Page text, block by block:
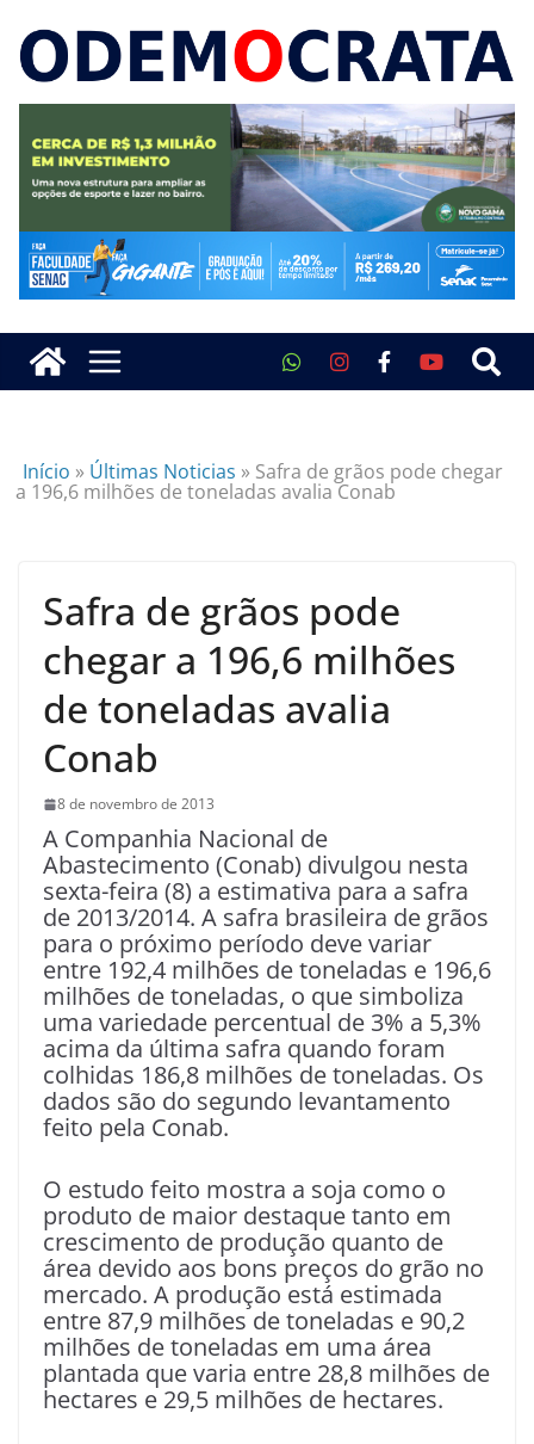
Início » Últimas Noticias » Safra de grãos pode chegar
a 196,6 milhões de toneladas avalia Conab
Safra de grãos pode
chegar a 196,6 milhões
de toneladas avalia
Conab
8 de novembro de 2013
A Companhia Nacional de
Abastecimento (Conab) divulgou nesta
sexta-feira (8) a estimativa para a safra
de 2013/2014. A safra brasileira de grãos
para o próximo período deve variar
entre 192,4 milhões de toneladas e 196,6
milhões de toneladas, o que simboliza
uma variedade percentual de 3% a 5,3%
acima da última safra quando foram
colhidas 186,8 milhões de toneladas. Os
dados são do segundo levantamento
feito pela Conab.
O estudo feito mostra a soja como o
produto de maior destaque tanto em
crescimento de produção quanto de
área devido aos bons preços do grão no
mercado. A produção está estimada
entre 87,9 milhões de toneladas e 90,2
milhões de toneladas em uma área
plantada que varia entre 28,8 milhões de
hectares e 29,5 milhões de hectares.